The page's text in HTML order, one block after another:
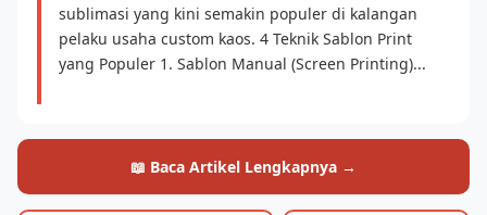
sublimasi yang kini semakin populer di kalangan
pelaku usaha custom kaos. 4 Teknik Sablon Print
yang Populer 1. Sablon Manual (Screen Printing)...
📖 Baca Artikel Lengkapnya →